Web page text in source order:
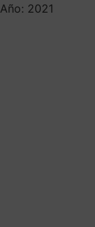
Año: 2021